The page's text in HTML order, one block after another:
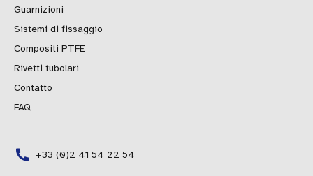
Guarnizioni
Sistemi di fissaggio
Compositi PTFE
Rivetti tubolari
Contatto
FAQ
+33 (0)2 41 54 22 54